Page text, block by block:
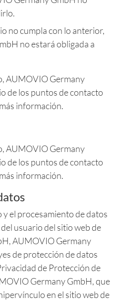
no cumpla con lo anterior,
no estará obligada a
AUMOVIO Germany
de los puntos de contacto
información.
AUMOVIO Germany
de los puntos de contacto
información.
y el procesamiento de datos
usuario del sitio web de
AUMOVIO Germany
de protección de datos
de Protección de
Germany GmbH, que
en el sitio web de